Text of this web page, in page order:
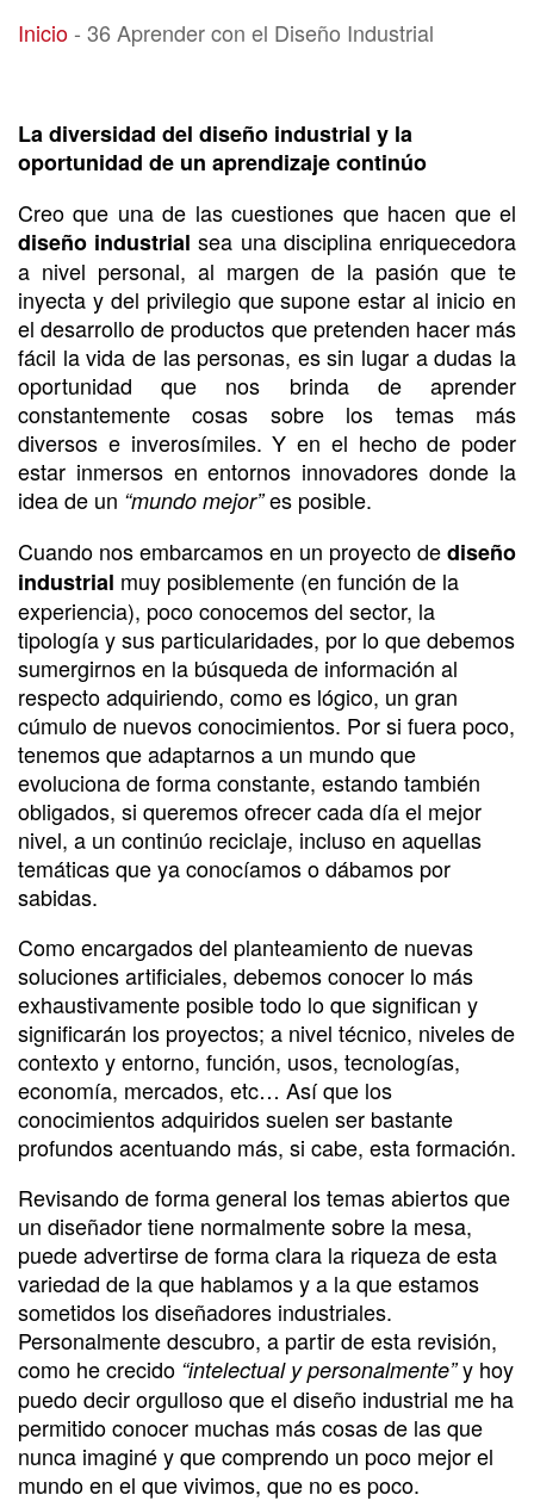
36 Aprender con el Diseño Industrial
Inicio- 36 Aprender con el Diseño Industrial
La diversidad del diseño industrial y la
oportunidad de un aprendizaje continúo
Creo que una de las cuestiones que hacen que el
diseño industrial sea una disciplina enriquecedora
a nivel personal, al margen de la pasión que te
inyecta y del privilegio que supone estar al inicio en
el desarrollo de productos que pretenden hacer más
fácil la vida de las personas, es sin lugar a dudas la
oportunidad que nos brinda de aprender
constantemente cosas sobre los temas más
diversos e inverosímiles. Y en el hecho de poder
estar inmersos en entornos innovadores donde la
idea de un “mundo mejor”es posible.
Cuando nos embarcamos en un proyecto dediseño
industrial muy posiblemente (en función de la
experiencia), poco conocemos del sector, la
tipología y sus particularidades, por lo que debemos
sumergirnos en la búsqueda de información al
respecto adquiriendo, como es lógico, un gran
cúmulo de nuevos conocimientos. Por si fuera poco,
tenemos que adaptarnos a un mundo que
evoluciona de forma constante, estando también
obligados, si queremos ofrecer cada día el mejor
nivel, a un continúo reciclaje, incluso en aquellas
temáticas que ya conocíamos o dábamos por
sabidas.
Como encargados del planteamiento de nuevas
soluciones artificiales, debemos conocer lo más
exhaustivamente posible todo lo que significan y
significarán los proyectos; a nivel técnico, niveles de
contexto y entorno, función, usos, tecnologías,
economía, mercados, etc… Así que los
conocimientos adquiridos suelen ser bastante
profundos acentuando más, si cabe, esta formación.
Revisando de forma general los temas abiertos que
un diseñador tiene normalmente sobre la mesa,
puede advertirse de forma clara la riqueza de esta
variedad de la que hablamos y a la que estamos
sometidos los diseñadores industriales.
Personalmente descubro, a partir de esta revisión,
como he crecido “intelectual y personalmente”y hoy
puedo decir orgulloso que el diseño industrial me ha
permitido conocer muchas más cosas de las que
nunca imaginé y que comprendo un poco mejor el
mundo en el que vivimos, que no es poco.